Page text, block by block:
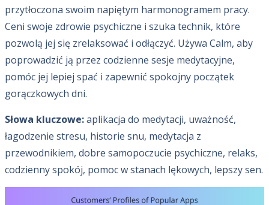
przytłoczona swoim napiętym harmonogramem pracy.
Ceni swoje zdrowie psychiczne i szuka technik, które
pozwolą jej się zrelaksować i odłączyć. Używa Calm, aby
poprowadzić ją przez codzienne sesje medytacyjne,
pomóc jej lepiej spać i zapewnić spokojny początek
gorączkowych dni.
Słowa kluczowe:aplikacja do medytacji, uważność,
łagodzenie stresu, historie snu, medytacja z
przewodnikiem, dobre samopoczucie psychiczne, relaks,
codzienny spokój, pomoc w stanach lękowych, lepszy sen.